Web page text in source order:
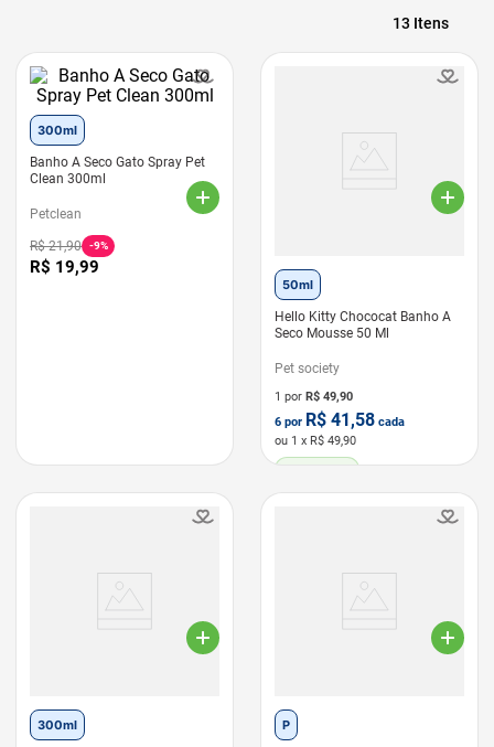
13
300ml
Banho A Seco Gato Spray Pet
Clean 300ml
Petclean
R$ 21,90 -9%
R$ 19,99
50ml
Hello Kitty Chococat Banho A
Seco Mousse 50 Ml
Pet society
1 por R$ 49,90
6 por R$ 41,58 cada
ou 1 x R$ 49,90
300ml P